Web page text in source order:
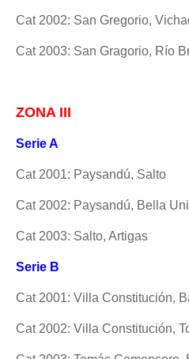
Cat 2002: San Gregorio,
Cat 2003: San Gragorio, Río
ZONA III
Serie A
Cat 2001: Paysandú, Salto
Cat 2002: Paysandú, Bella
Cat 2003: Salto, Artigas
Serie B
Cat 2001: Villa Constitución,
Cat 2002: Villa Constitución,